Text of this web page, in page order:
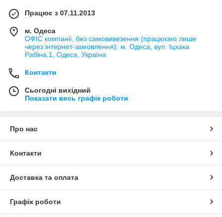
Працює з 07.11.2013
м. Одеса
ОФІС компанії, без самовивезення (працюємо лише
через інтернет-замовлення): м. Одеса, вул. Іцхака
Рабіна,1, Одеса, Україна
Контакти
Сьогодні вихідний
Показати весь графік роботи
Про нас
Контакти
Доставка та оплата
Графік роботи